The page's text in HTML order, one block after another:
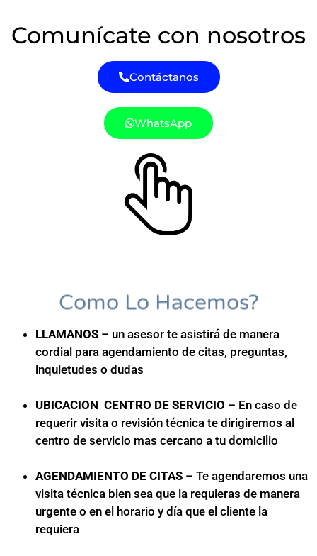
Comunícate con nosotros
Contáctanos
WhatsApp
Como Lo Hacemos?
LLAMANOS – un asesor te asistirá de manera
cordial para agendamiento de citas, preguntas,
inquietudes o dudas
UBICACION CENTRO DE SERVICIO – En caso de
requerir visita o revisión técnica te dirigiremos al
centro de servicio mas cercano a tu domicilio
AGENDAMIENTO DE CITAS – Te agendaremos una
visita técnica bien sea que la requieras de manera
urgente o en el horario y día que el cliente la
requiera